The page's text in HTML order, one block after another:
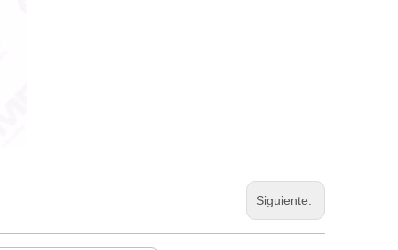
Siguiente: